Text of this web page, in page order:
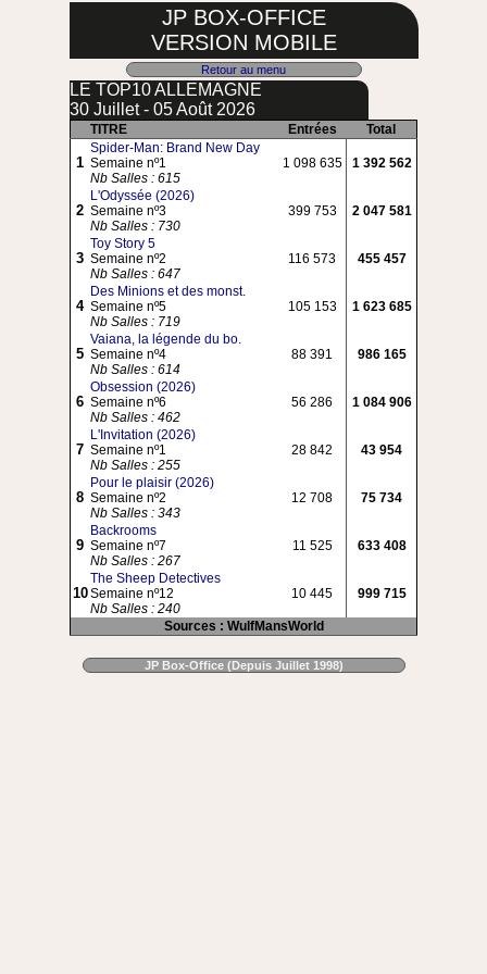
JP BOX-OFFICE
VERSION MOBILE
Retour au menu
LE TOP10 ALLEMAGNE
30 Juillet - 05 Août 2026
TITRE Entrées Total
1
Spider-Man: Brand New Day
Semaine nº1
Nb Salles : 615
1 098 635 1 392 562
2
L'Odyssée (2026)
Semaine nº3
Nb Salles : 730
399 753 2 047 581
3
Toy Story 5
Semaine nº2
Nb Salles : 647
116 573 455 457
4
Des Minions et des monst.
Semaine nº5
Nb Salles : 719
105 153 1 623 685
5
Vaiana, la légende du bo.
Semaine nº4
Nb Salles : 614
88 391 986 165
6
Obsession (2026)
Semaine nº6
Nb Salles : 462
56 286 1 084 906
7
L'Invitation (2026)
Semaine nº1
Nb Salles : 255
28 842 43 954
8
Pour le plaisir (2026)
Semaine nº2
Nb Salles : 343
12 708 75 734
9
Backrooms
Semaine nº7
Nb Salles : 267
11 525 633 408
10
The Sheep Detectives
Semaine nº12
Nb Salles : 240
10 445 999 715
Sources : WulfMansWorld
JP Box-Office (Depuis Juillet 1998)